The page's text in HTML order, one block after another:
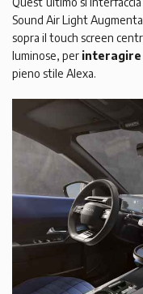
Sound Air Light
sopra il touch screen
luminose, per interagire
pieno stile Alexa.